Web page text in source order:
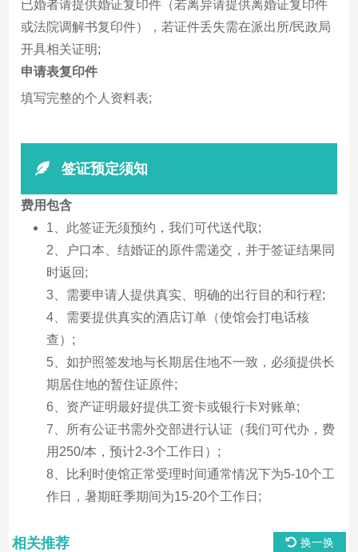
已婚者请提供婚证复印件（若离异请提供离婚证复印件
或法院调解书复印件），若证件丢失需在派出所/民政局
开具相关证明;
申请表复印件
填写完整的个人资料表;
签证预定须知
费用包含
1、此签证无须预约，我们可代送代取;
2、户口本、结婚证的原件需递交，并于签证结果同
时返回;
3、需要申请人提供真实、明确的出行目的和行程;
4、需要提供真实的酒店订单（使馆会打电话核
查）;
5、如护照签发地与长期居住地不一致，必须提供长
期居住地的暂住证原件;
6、资产证明最好提供工资卡或银行卡对账单;
7、所有公证书需外交部进行认证（我们可代办，费
用250/本，预计2-3个工作日）;
8、比利时使馆正常受理时间通常情况下为5-10个工
作日，暑期旺季期间为15-20个工作日;
相关推荐 换一换